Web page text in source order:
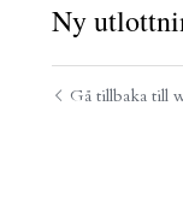
Ny
Gå tillbaka till